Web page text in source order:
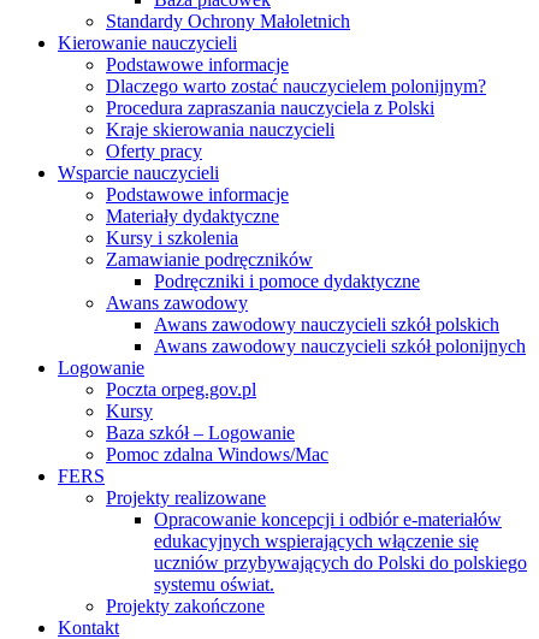
Standardy Ochrony Małoletnich
Kierowanie nauczycieli
Podstawowe informacje
Dlaczego warto zostać nauczycielem polonijnym?
Procedura zapraszania nauczyciela z Polski
Kraje skierowania nauczycieli
Oferty pracy
Wsparcie nauczycieli
Podstawowe informacje
Materiały dydaktyczne
Kursy i szkolenia
Zamawianie podręczników
Podręczniki i pomoce dydaktyczne
Awans zawodowy
Awans zawodowy nauczycieli szkół polskich
Awans zawodowy nauczycieli szkół polonijnych
Logowanie
Poczta orpeg.gov.pl
Kursy
Baza szkół – Logowanie
Pomoc zdalna Windows/Mac
FERS
Projekty realizowane
Opracowanie koncepcji i odbiór e-materiałów
edukacyjnych wspierających włączenie się
uczniów przybywających do Polski do polskiego
systemu oświat.
Projekty zakończone
Kontakt